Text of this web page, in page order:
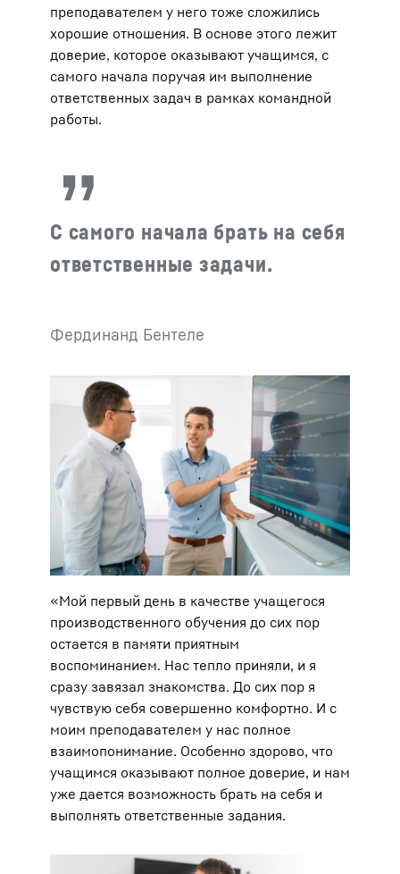
преподавателем у него тоже сложились
хорошие отношения. В основе этого лежит
доверие, которое оказывают учащимся, с
самого начала поручая им выполнение
ответственных задач в рамках командной
работы.
С самого начала брать на себя
ответственные задачи.
Фердинанд Бентеле
«Мой первый день в качестве учащегося
производственного обучения до сих пор
остается в памяти приятным
воспоминанием. Нас тепло приняли, и я
сразу завязал знакомства. До сих пор я
чувствую себя совершенно комфортно. И с
моим преподавателем у нас полное
взаимопонимание. Особенно здорово, что
учащимся оказывают полное доверие, и нам
уже дается возможность брать на себя и
выполнять ответственные задания.